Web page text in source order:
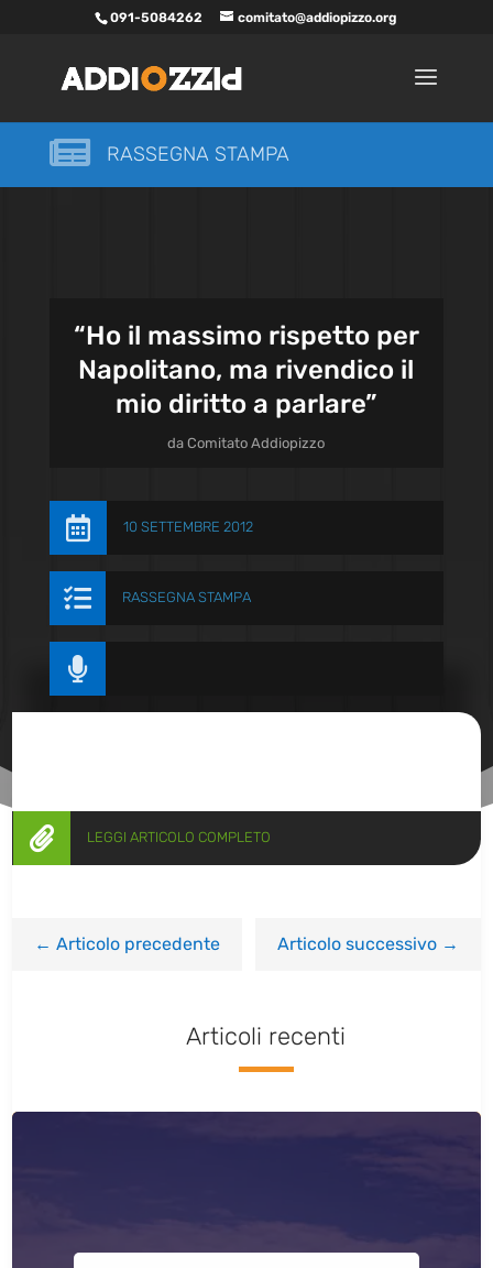
091-5084262 comitato@addiopizzo.org
 RASSEGNA STAMPA
“Ho il massimo rispetto per
Napolitano, ma rivendico il
mio diritto a parlare”
daComitato Addiopizzo
 10 SETTEMBRE 2012
 RASSEGNA STAMPA

 LEGGI ARTICOLO COMPLETO
←Articolo precedente Articolo successivo→
Articoli recenti